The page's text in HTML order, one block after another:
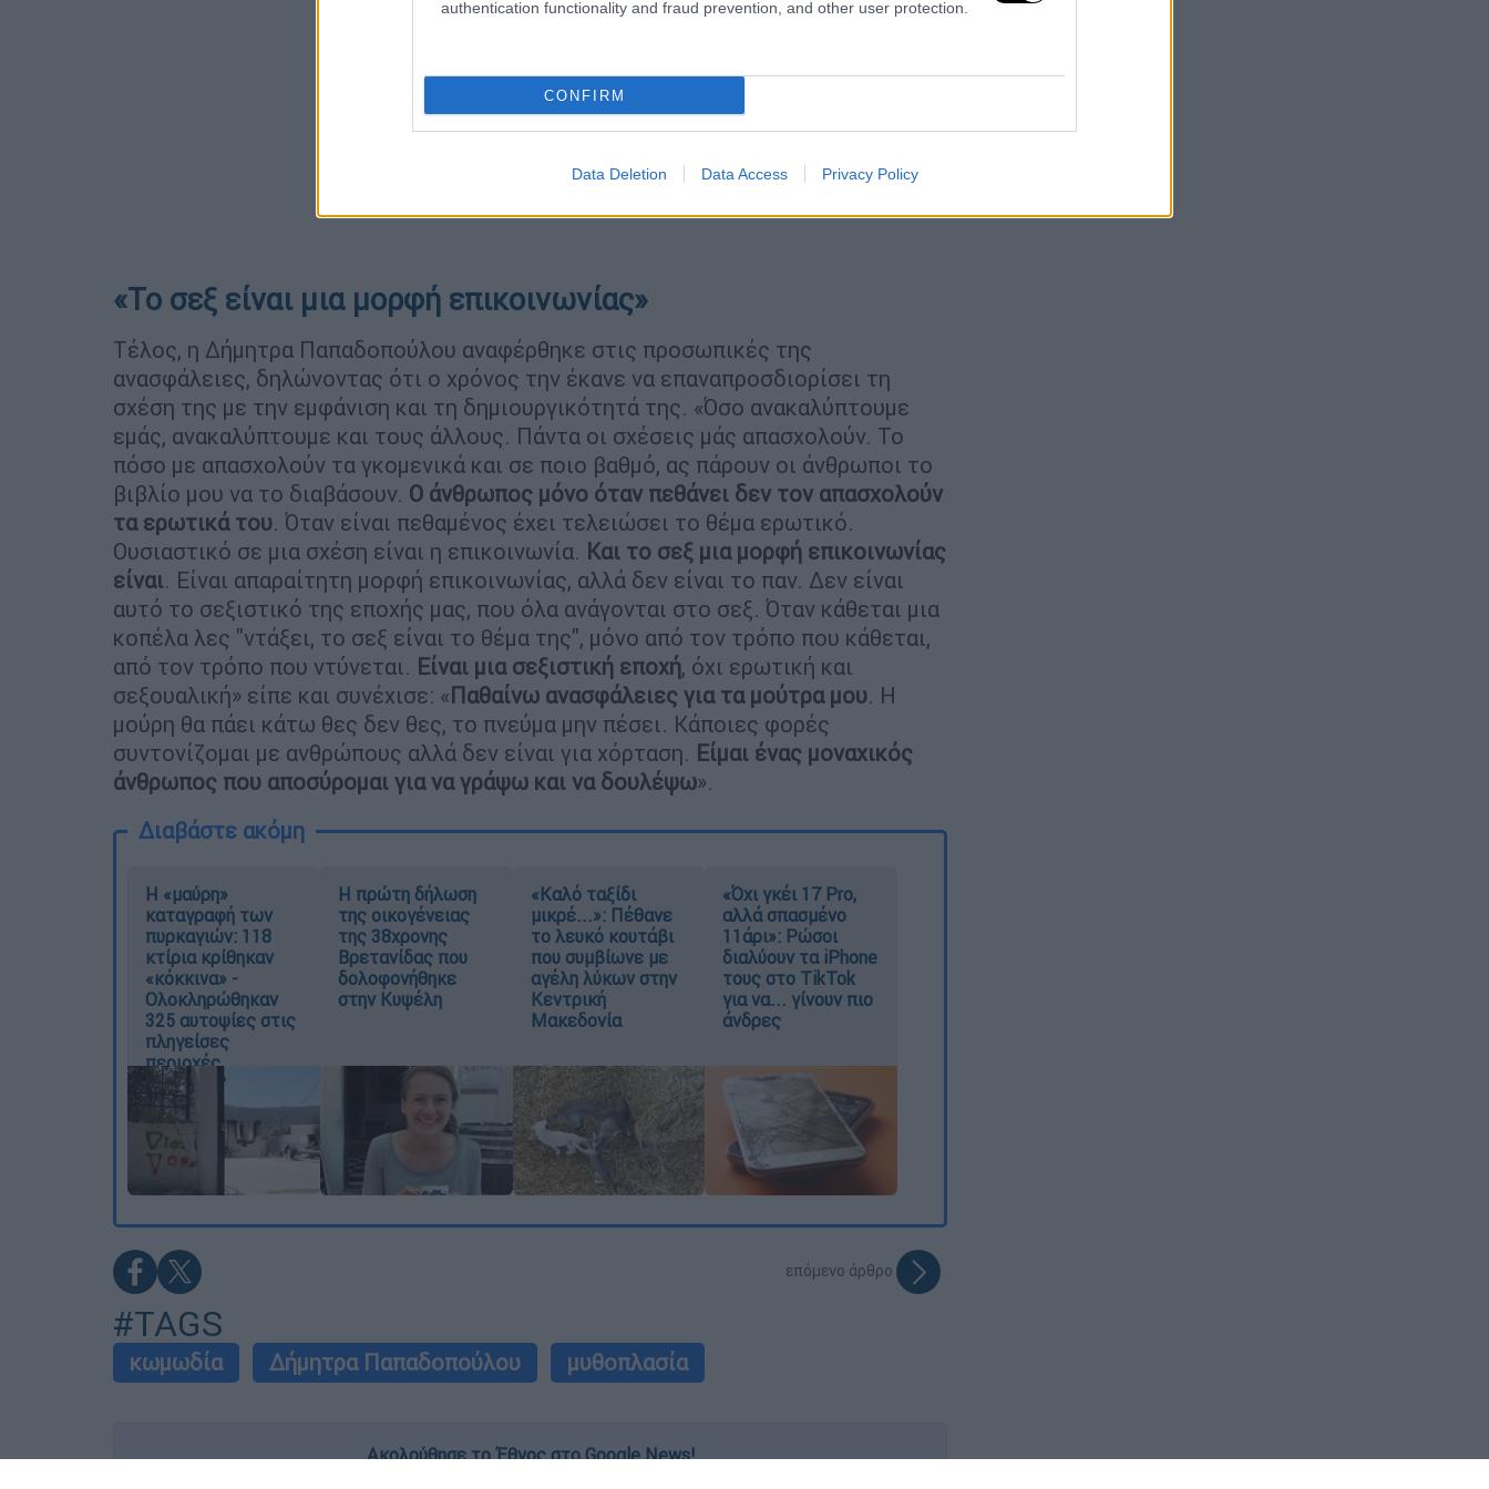
authentication functionality and fraud prevention, and other user protection.
CONFIRM
Data Deletion Data Access Privacy Policy
«Το σεξ είναι μια μορφή επικοινωνίας»
Τέλος, η Δήμητρα Παπαδοπούλου αναφέρθηκε στις προσωπικές της
ανασφάλειες, δηλώνοντας ότι ο χρόνος την έκανε να επαναπροσδιορίσει τη
σχέση της με την εμφάνιση και τη δημιουργικότητά της. «Όσο ανακαλύπτουμε
εμάς, ανακαλύπτουμε και τους άλλους. Πάντα οι σχέσεις μάς απασχολούν. Το
πόσο με απασχολούν τα γκομενικά και σε ποιο βαθμό, ας πάρουν οι άνθρωποι το
βιβλίο μου να το διαβάσουν. Ο άνθρωπος μόνο όταν πεθάνει δεν τον απασχολούν
τα ερωτικά του. Όταν είναι πεθαμένος έχει τελειώσει το θέμα ερωτικό.
Ουσιαστικό σε μια σχέση είναι η επικοινωνία. Και το σεξ μια μορφή επικοινωνίας
είναι. Είναι απαραίτητη μορφή επικοινωνίας, αλλά δεν είναι το παν. Δεν είναι
αυτό το σεξιστικό της εποχής μας, που όλα ανάγονται στο σεξ. Όταν κάθεται μια
κοπέλα λες "ντάξει, το σεξ είναι το θέμα της", μόνο από τον τρόπο που κάθεται,
από τον τρόπο που ντύνεται. Είναι μια σεξιστική εποχή, όχι ερωτική και
σεξουαλική» είπε και συνέχισε: « Παθαίνω ανασφάλειες για τα μούτρα μου. Η
μούρη θα πάει κάτω θες δεν θες, το πνεύμα μην πέσει. Κάποιες φορές
συντονίζομαι με ανθρώπους αλλά δεν είναι για χόρταση. Είμαι ένας μοναχικός
άνθρωπος που αποσύρομαι για να γράψω και να δουλέψω».
Διαβάστε ακόμη
Η «μαύρη»
καταγραφή των
πυρκαγιών: 118
κτίρια κρίθηκαν
«κόκκινα» -
Ολοκληρώθηκαν
325 αυτοψίες στις
πληγείσες
περιοχές
Η πρώτη δήλωση
της οικογένειας
της 38χρονης
Βρετανίδας που
δολοφονήθηκε
στην Κυψέλη
«Καλό ταξίδι
μικρέ...»: Πέθανε
το λευκό κουτάβι
που συμβίωνε με
αγέλη λύκων στην
Κεντρική
Μακεδονία
«Όχι γκέι 17 Pro,
αλλά σπασμένο
11άρι»: Ρώσοι
διαλύουν τα iPhone
τους στο TikTok
για να... γίνουν πιο
άνδρες
επόμενο άρθρο
#TAGS
κωμωδία Δήμητρα Παπαδοπούλου μυθοπλασία
Ακολούθησε το Έθνος στο Google News!